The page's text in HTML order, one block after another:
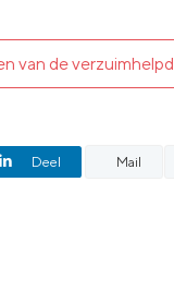
van de
Deel Mail